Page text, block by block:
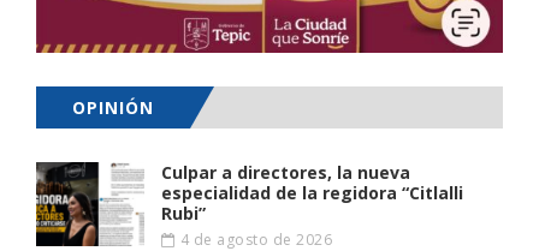
OPINIÓN
Culpar a directores, la nueva
especialidad de la regidora “Citlalli
Rubi”
4 de agosto de 2026